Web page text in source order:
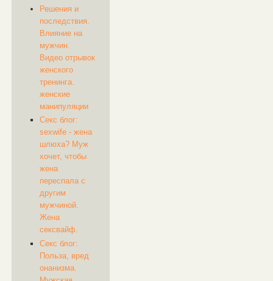
Решения и
последствия.
Влияние на
мужчин.
Видео отрывок
женского
тренинга.
женские
манипуляции
Секс блог:
sexwife - жена
шлюха? Муж
хочет, чтобы
жена
переспала с
другим
мужчиной.
Жена
сексвайф.
Секс блог:
Польза, вред
онанизма.